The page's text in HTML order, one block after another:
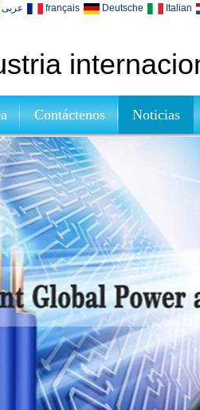
عربى français Deutsche Italian
Contáctenos Noticias